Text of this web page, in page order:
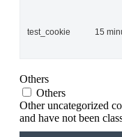
test_cookie 15
Others
Others
Other uncategorized
and have not been